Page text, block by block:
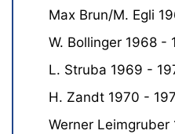
Max Brun/M. Egli
W. Bollinger 1968 -
L. Struba 1969 -
H. Zandt 1970 -
Werner Leimgruber